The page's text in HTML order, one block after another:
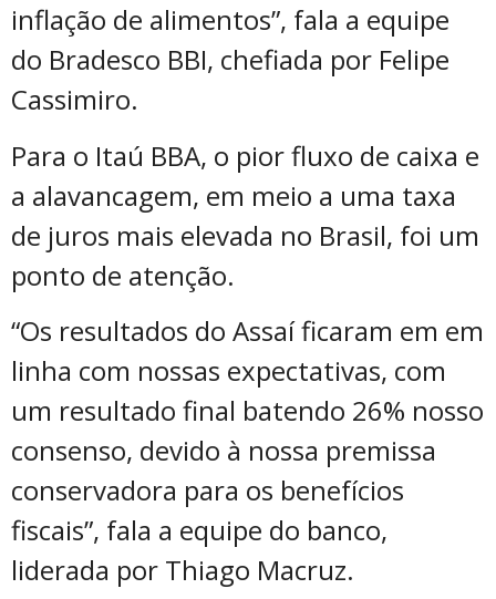
inflação de alimentos”, fala a equipe
do Bradesco BBI, chefiada por Felipe
Cassimiro.
Para o Itaú BBA, o pior fluxo de caixa e
a alavancagem, em meio a uma taxa
de juros mais elevada no Brasil, foi um
ponto de atenção.
“Os resultados do Assaí ficaram em em
linha com nossas expectativas, com
um resultado final batendo 26% nosso
consenso, devido à nossa premissa
conservadora para os benefícios
fiscais”, fala a equipe do banco,
liderada por Thiago Macruz.